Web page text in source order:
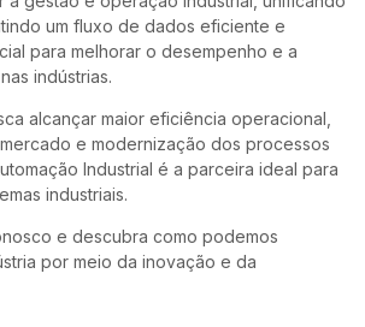
um fluxo de dados eficiente e
para melhorar o desempenho e a
indústrias.
alcançar maior eficiência operacional,
e modernização dos processos
Industrial é a parceira ideal para
industriais.
e descubra como podemos
por meio da inovação e da